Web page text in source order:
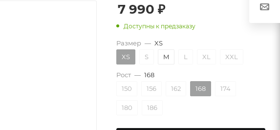
7 990 ₽
Доступны к предзаказу
Размер — XS
XS
S M L XL XXL
Рост — 168
150
156 162 168 174
180 186